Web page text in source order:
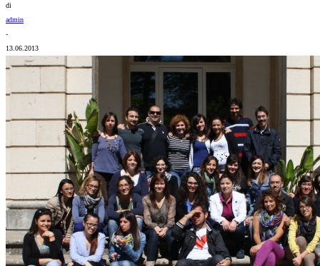
di
admin
-
13.06.2013